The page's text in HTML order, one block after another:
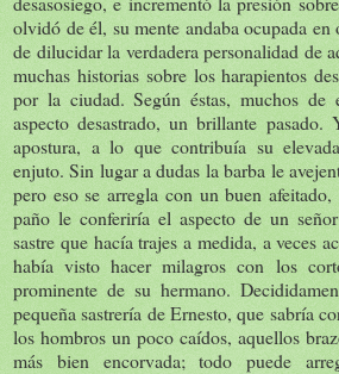
olvidó de él, su mente andaba ocupada en
de dilucidar la verdadera personalidad de
muchas historias sobre los harapientos
por la ciudad. Según éstas, muchos de
aspecto desastrado, un brillante pasado.
apostura, a lo que contribuía su
enjuto. Sin lugar a dudas la barba le
pero eso se arregla con un buen
paño le conferiría el aspecto de un
sastre que hacía trajes a medida, a veces
había visto hacer milagros con los
prominente de su hermano.
pequeña sastrería de Ernesto, que sabría
los hombros un poco caídos, aquellos
más bien encorvada; todo puede